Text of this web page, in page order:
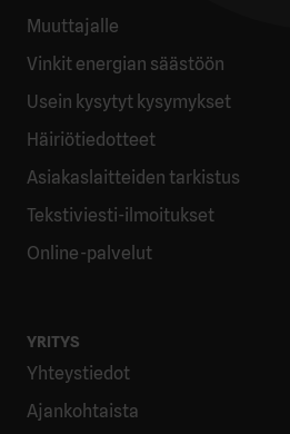
Muuttajalle
Vinkit energian säästöön
Usein kysytyt kysymykset
Häiriötiedotteet
Asiakaslaitteiden tarkistus
Tekstiviesti-ilmoitukset
Online-palvelut
YRITYS
Yhteystiedot
Ajankohtaista